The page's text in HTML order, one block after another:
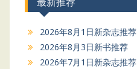
2026年8月1日新杂志推荐
2026年8月3日新书推荐
2026年7月1日新杂志推荐